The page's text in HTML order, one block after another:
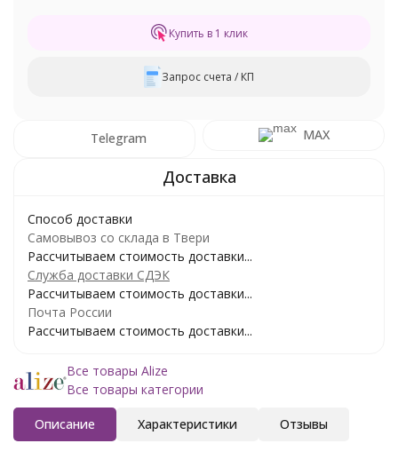
Купить в 1 клик
Запрос счета / КП
Telegram MAX
Способ доставки
Самовывоз со склада в Твери
Рассчитываем стоимость доставки...
Служба доставки СДЭК
Рассчитываем стоимость доставки...
Почта России
Рассчитываем стоимость доставки...
Все товары Alize
Все товары категории
Описание Характеристики Отзывы